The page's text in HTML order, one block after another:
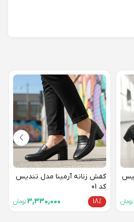
کفش زنانه آرمینا مدل تندیس
18%
3,330,000تومان